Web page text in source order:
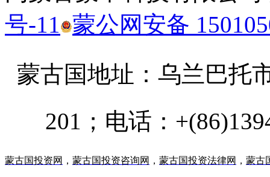
号-11 蒙公网安备
蒙古国地址： 乌兰巴托
201；电话：
蒙古国投资网 ， 蒙古国投资咨询网 ， 蒙古国投资法律网 ， 蒙古